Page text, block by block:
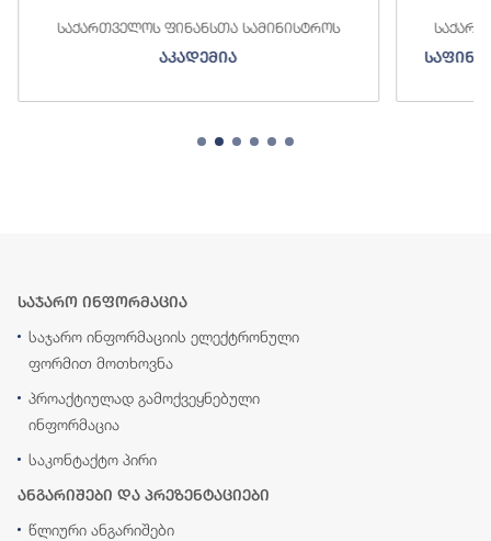
საქართველოს ფინანსთა სამინისტროს
აკადემია
საჯარო ინფორმაცია
საჯარო ინფორმაციის ელექტრონული
ფორმით მოთხოვნა
პროაქტიულად გამოქვეყნებული
ინფორმაცია
საკონტაქტო პირი
ანგარიშები და პრეზენტაციები
წლიური ანგარიშები